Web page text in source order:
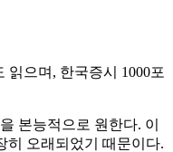
으며, 한국증시 1000포
본능적으로 원한다. 이
히 오래되었기 때문이다.